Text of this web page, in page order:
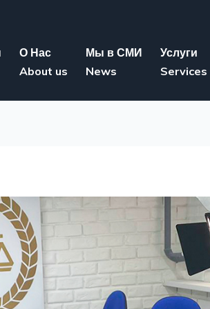
О Нас
About us
Мы в СМИ
News
Услуги
Services